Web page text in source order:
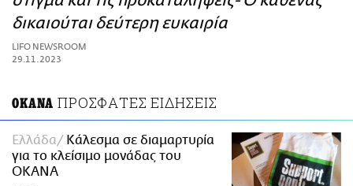
ΑΜΠΑ
PRINT
δικαιούται δεύτερη ευκαιρία
LIFO NEWSROOM
29.11.2023
ΟΚΑΝΑ ΠΡΟΣΦΑΤΕΣ ΕΙΔΗΣΕΙΣ
Ελλάδα
Κάλεσμα σε διαμαρτυρία
για το κλείσιμο μονάδας του
ΟΚΑΝΑ